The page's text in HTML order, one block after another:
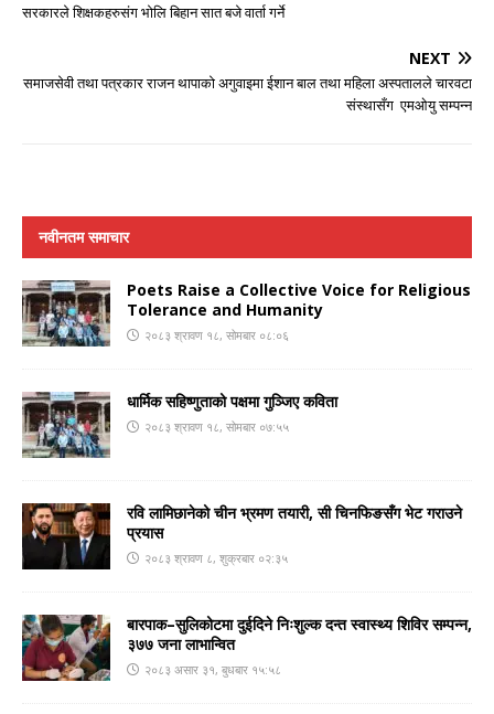
सरकारले शिक्षकहरुसंग भोलि बिहान सात बजे वार्ता गर्ने
NEXT
समाजसेवी तथा पत्रकार राजन थापाको अगुवाइमा ईशान बाल तथा महिला अस्पतालले चारवटा
संस्थासँग एमओयु सम्पन्न
नवीनतम समाचार
Poets Raise a Collective Voice for Religious
Tolerance and Humanity
२०८३ श्रावण १८, सोमबार ०८:०६
धार्मिक सहिष्णुताको पक्षमा गुञ्जिए कविता
२०८३ श्रावण १८, सोमबार ०७:५५
रवि लामिछानेको चीन भ्रमण तयारी, सी चिनफिङसँग भेट गराउने
प्रयास
२०८३ श्रावण ८, शुक्रबार ०२:३५
बारपाक–सुलिकोटमा दुईदिने निःशुल्क दन्त स्वास्थ्य शिविर सम्पन्न,
३७७ जना लाभान्वित
२०८३ असार ३१, बुधबार १५:५८